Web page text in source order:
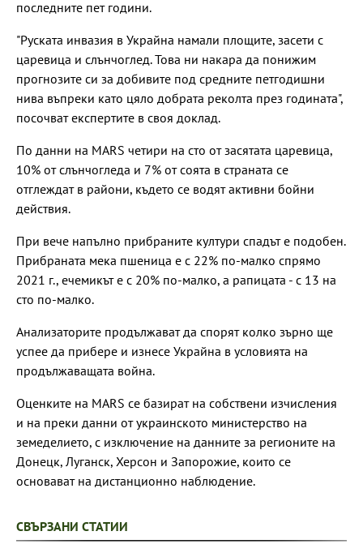
последните пет години.
"Руската инвазия в Украйна намали площите, засети с
царевица и слънчоглед. Това ни накара да понижим
прогнозите си за добивите под средните петгодишни
нива въпреки като цяло добрата реколта през годината",
посочват експертите в своя доклад.
По данни на MARS четири на сто от засятата царевица,
10% от слънчогледа и 7% от соята в страната се
отглеждат в райони, където се водят активни бойни
действия.
При вече напълно прибраните култури спадът е подобен.
Прибраната мека пшеница е с 22% по-малко спрямо
2021 г., ечемикът е с 20% по-малко, а рапицата - с 13 на
сто по-малко.
Анализаторите продължават да спорят колко зърно ще
успее да прибере и изнесе Украйна в условията на
продължаващата война.
Оценките на MARS се базират на собствени изчисления
и на преки данни от украинското министерство на
земеделието, с изключение на данните за регионите на
Донецк, Луганск, Херсон и Запорожие, които се
основават на дистанционно наблюдение.
СВЪРЗАНИ СТАТИИ